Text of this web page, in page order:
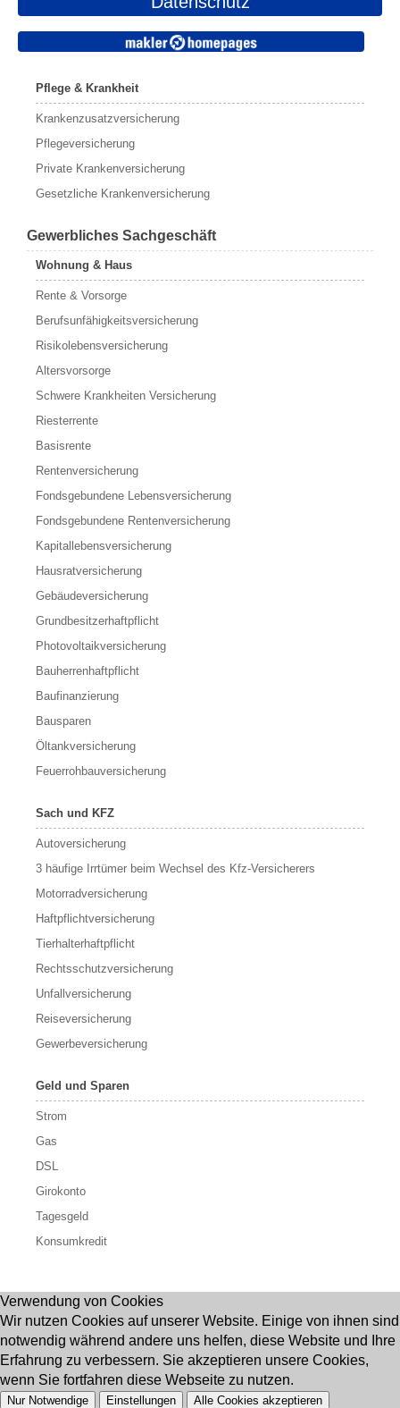
Pflege & Krankheit
Krankenzusatzversicherung
Pflegeversicherung
Private Krankenversicherung
Gesetzliche Krankenversicherung
Gewerbliches Sachgeschäft
Wohnung & Haus
Rente & Vorsorge
Berufs­unfähigkeitsversicherung
Risikolebensversicherung
Altersvorsorge
Schwere Krankheiten Versicherung
Riesterrente
Basisrente
Rentenversicherung
Fondsgebundene Lebensversicherung
Fondsgebundene Rentenversicherung
Kapitallebensversicherung
Hausratversicherung
Gebäudeversicherung
Grundbesitzerhaftpflicht
Photovoltaikversicherung
Bauherrenhaftpflicht
Baufinanzierung
Bausparen
Öltankversicherung
Feuerrohbauversicherung
Sach und KFZ
Autoversicherung
3 häufige Irrtümer beim Wechsel des Kfz-Versicherers
Motorradversicherung
Haftpflichtversicherung
Tierhalterhaftpflicht
Rechtsschutzversicherung
Unfallversicherung
Reiseversicherung
Gewerbeversicherung
Geld und Sparen
Strom
Gas
DSL
Girokonto
Tagesgeld
Konsumkredit
Verwendung von Cookies
Wir nutzen Cookies auf unserer Website. Einige von ihnen sind
notwendig während andere uns helfen, diese Website und Ihre
Erfahrung zu verbessern. Sie akzeptieren unsere Cookies,
wenn Sie fortfahren diese Webseite zu nutzen.
Nur Notwendige Einstellungen Alle Cookies akzeptieren